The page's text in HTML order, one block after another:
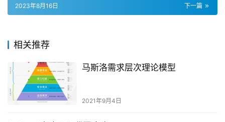
下一篇
2023年8月16日
相关推荐
马斯洛需求层次理论模型
2021年9月4日